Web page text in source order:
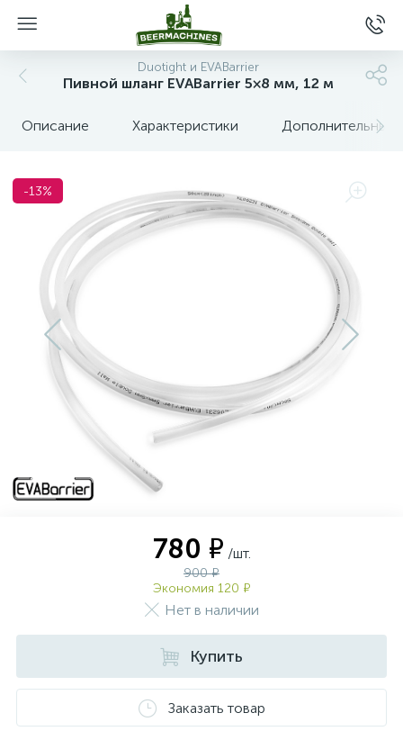
Duotight и EVABarrier
Пивной шланг EVABarrier 5×8 мм, 12 м
Описание Характеристики Дополнительные
-13%
780 ₽ /шт.
900 ₽
Экономия 120 ₽
Нет в наличии
Купить
Заказать товар